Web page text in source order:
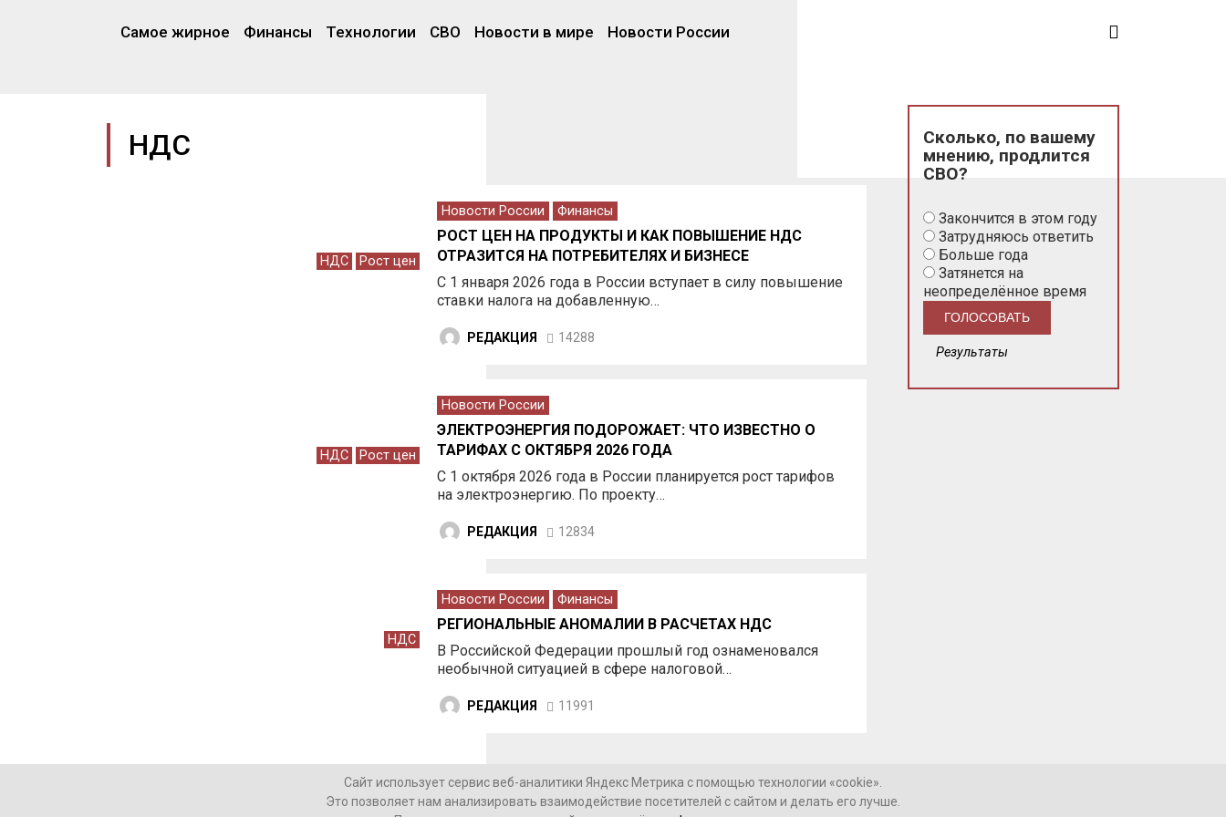
Самое жирное Финансы Технологии СВО Новости в мире Новости России
НДС
НДС Рост цен
Новости России Финансы
РОСТ ЦЕН НА ПРОДУКТЫ И КАК ПОВЫШЕНИЕ НДС
ОТРАЗИТСЯ НА ПОТРЕБИТЕЛЯХ И БИЗНЕСЕ
С 1 января 2026 года в России вступает в силу повышение
ставки налога на добавленную…
РЕДАКЦИЯ 14288
НДС Рост цен
Новости России
ЭЛЕКТРОЭНЕРГИЯ ПОДОРОЖАЕТ: ЧТО ИЗВЕСТНО О
ТАРИФАХ С ОКТЯБРЯ 2026 ГОДА
С 1 октября 2026 года в России планируется рост тарифов
на электроэнергию. По проекту…
РЕДАКЦИЯ 12834
НДС
Новости России Финансы
РЕГИОНАЛЬНЫЕ АНОМАЛИИ В РАСЧЕТАХ НДС
В Российской Федерации прошлый год ознаменовался
необычной ситуацией в сфере налоговой…
РЕДАКЦИЯ 11991
Сколько, по вашему
мнению, продлится
СВО?
Закончится в этом году
Затрудняюсь ответить
Больше года
Затянется на
неопределённое время
Результаты
Сайт использует сервис веб-аналитики Яндекс Метрика с помощью технологии «cookie».
Это позволяет нам анализировать взаимодействие посетителей с сайтом и делать его лучше.